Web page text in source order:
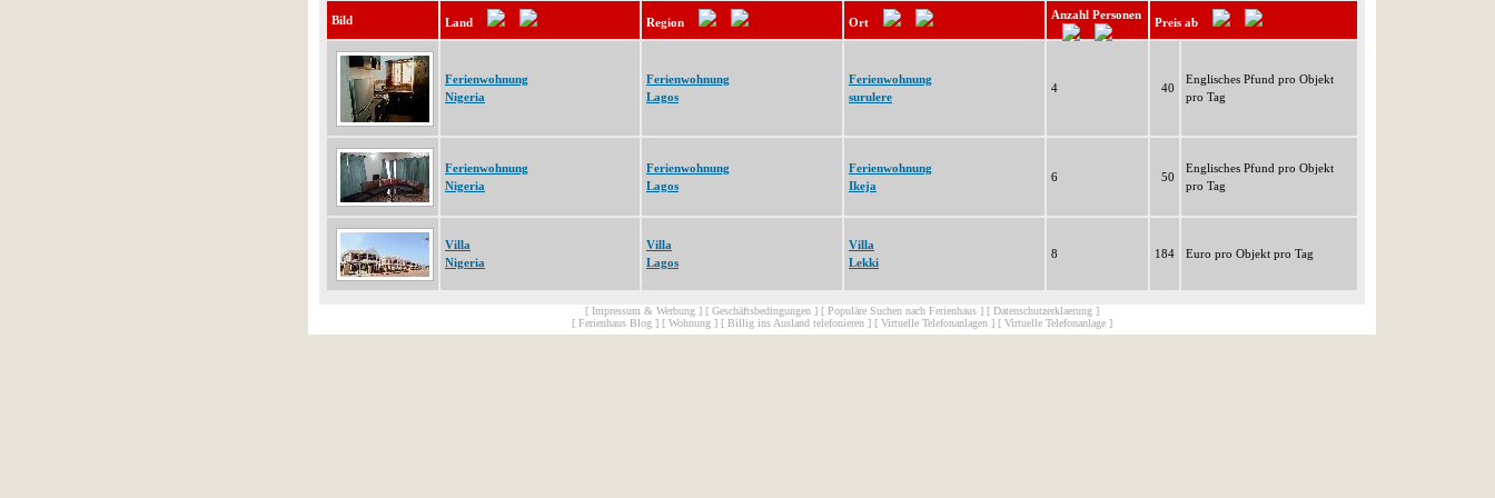
Bild Land Region Ort
Anzahl Personen
Preis ab
Ferienwohnung
Nigeria
Ferienwohnung
Lagos
Ferienwohnung
surulere
4 40
Englisches Pfund pro Objekt
pro Tag
Ferienwohnung
Nigeria
Ferienwohnung
Lagos
Ferienwohnung
Ikeja
6 50
Englisches Pfund pro Objekt
pro Tag
Villa
Nigeria
Villa
Lagos
Villa
Lekki
8 184 Euro pro Objekt pro Tag
[ Impressum & Werbung ] [ Geschäftsbedingungen ] [ Populäre Suchen nach Ferienhaus ] [ Datenschutzerklaerung ]
[ Ferienhaus Blog ] [ Wohnung ] [ Billig ins Ausland telefonieren ] [ Virtuelle Telefonanlagen ] [ Virtuelle Telefonanlage ]